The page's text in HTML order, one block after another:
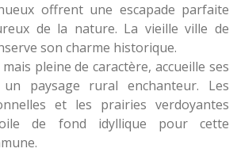
offrent une escapade parfaite
de la nature. La vieille ville de
son charme historique.
pleine de caractère, accueille ses
paysage rural enchanteur. Les
et les prairies verdoyantes
de fond idyllique pour cette